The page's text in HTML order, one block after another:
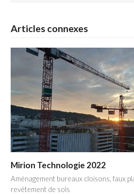
Articles connexes
Mirion Technologie 2022
Aménagement bureaux cloisons, faux
revêtement de sols